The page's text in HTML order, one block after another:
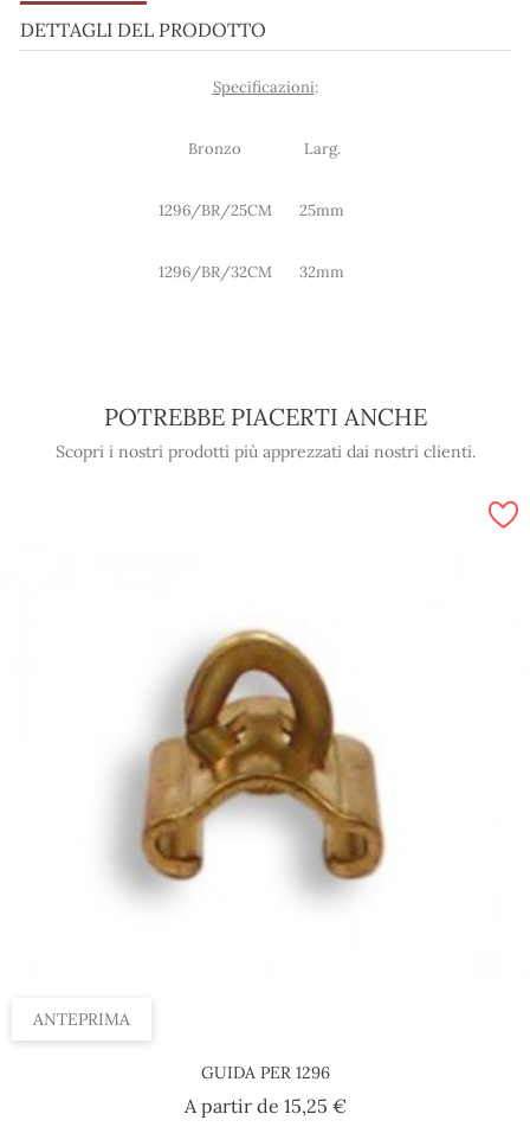
DETTAGLI DEL PRODOTTO
Specificazioni:
Bronzo Larg.
1296/BR/25CM 25mm
1296/BR/32CM 32mm
POTREBBE PIACERTI ANCHE
Scopri i nostri prodotti più apprezzati dai nostri clienti.
ANTEPRIMA
GUIDA PER 1296
A partir de 15,25 €Prezzo